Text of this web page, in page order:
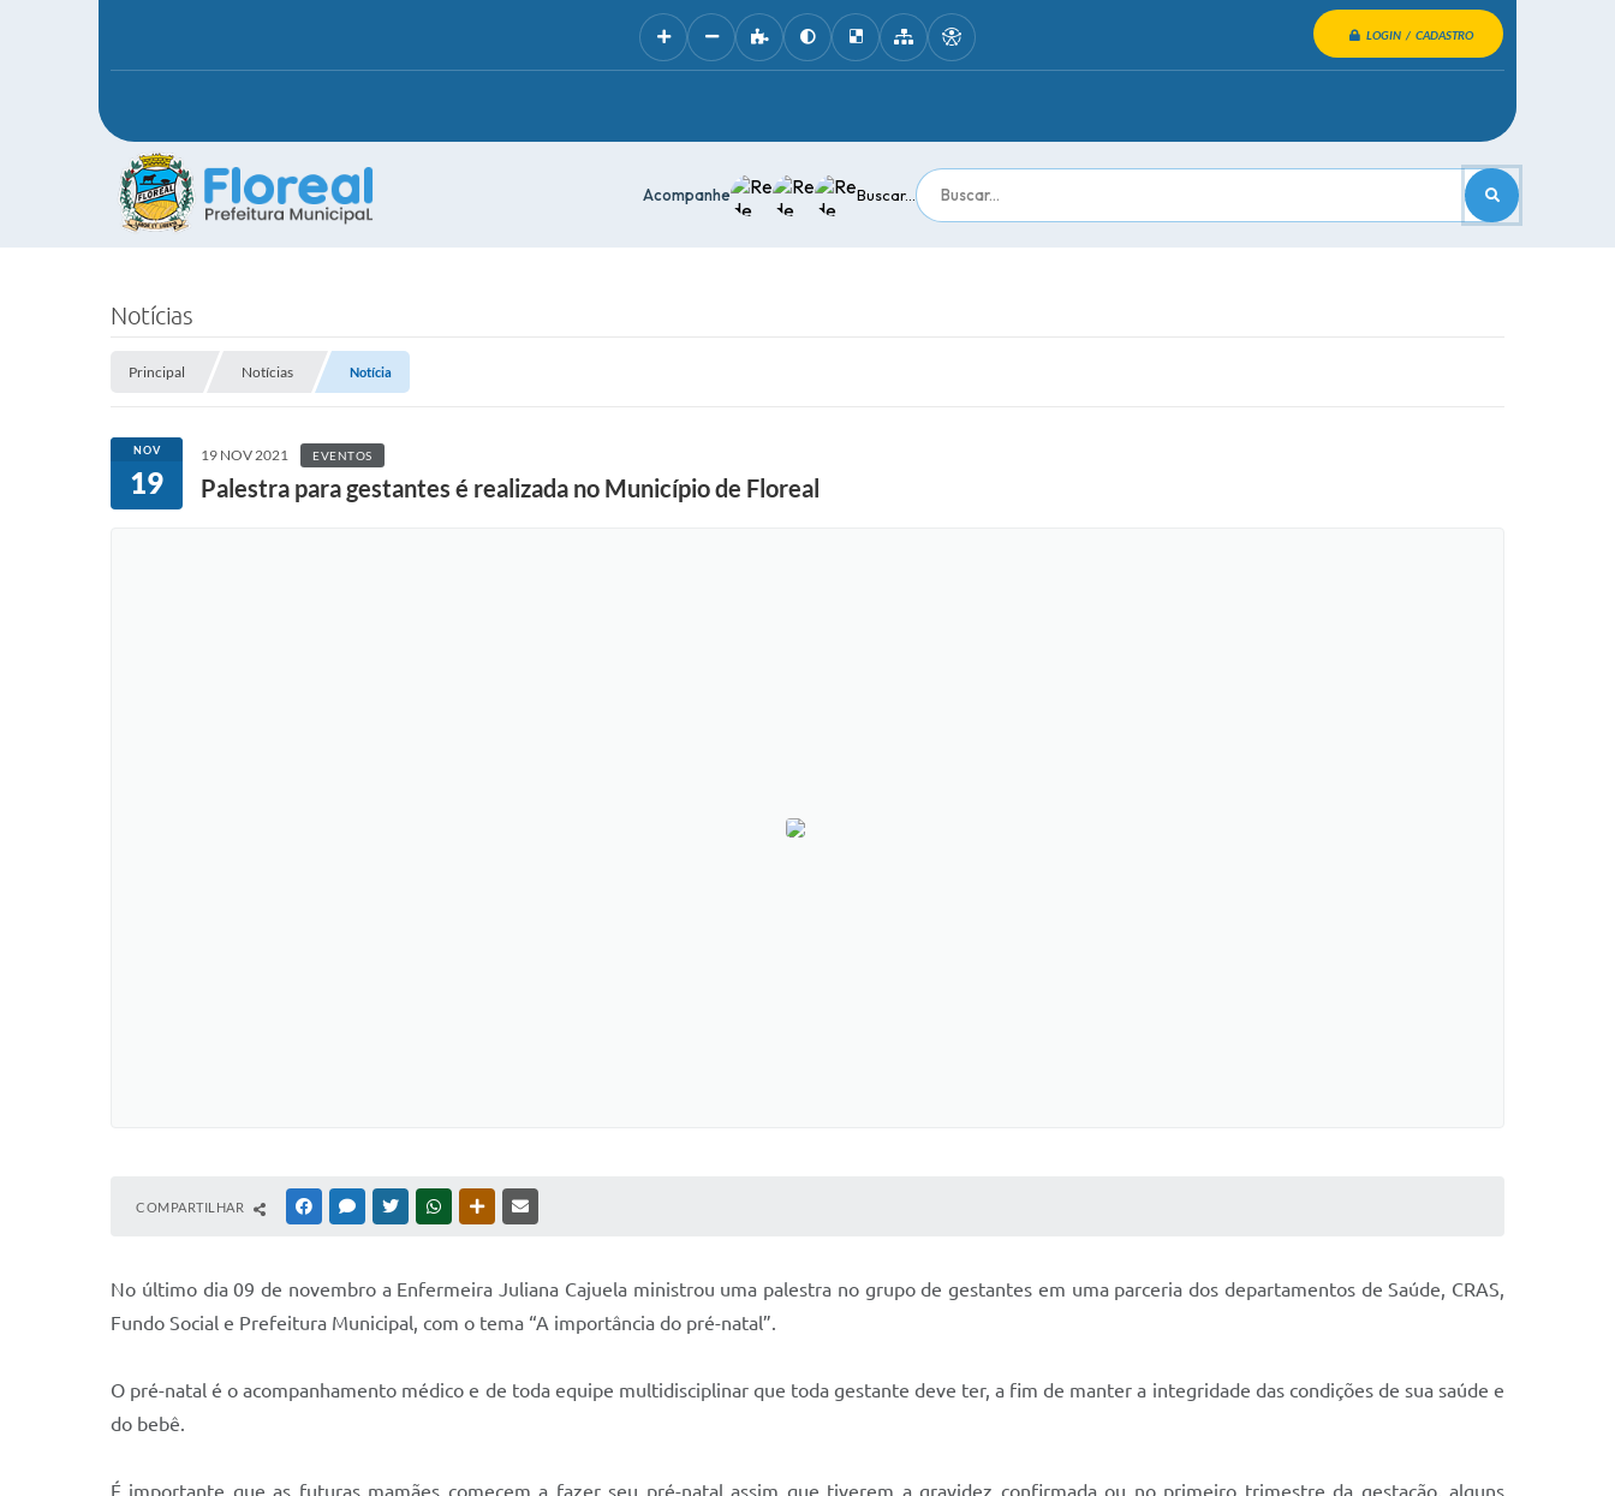
LOGIN / CADASTRO
Buscar...
Acompanhe
Notícias
Principal Notícias Notícia
NOV
19
19 NOV 2021 EVENTOS
Palestra para gestantes é realizada no Município de Floreal
COMPARTILHAR FACEBOOKMESSENGER
TWITTERWHATSAPPOUTRAS MÍDIAS
No último dia 09 de novembro a Enfermeira Juliana Cajuela ministrou uma palestra no grupo de gestantes em uma parceria dos departamentos de Saúde, CRAS,
Fundo Social e Prefeitura Municipal, com o tema “A importância do pré-natal”.
O pré-natal é o acompanhamento médico e de toda equipe multidisciplinar que toda gestante deve ter, a fim de manter a integridade das condições de sua saúde e
do bebê.
É importante que as futuras mamães comecem a fazer seu pré-natal assim que tiverem a gravidez confirmada ou no primeiro trimestre da gestação, alguns